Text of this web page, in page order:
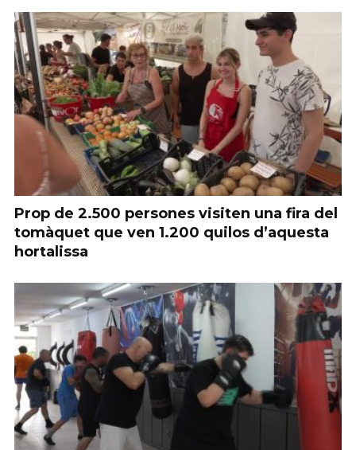
Prop de 2.500 persones visiten una fira del
tomàquet que ven 1.200 quilos d’aquesta
hortalissa